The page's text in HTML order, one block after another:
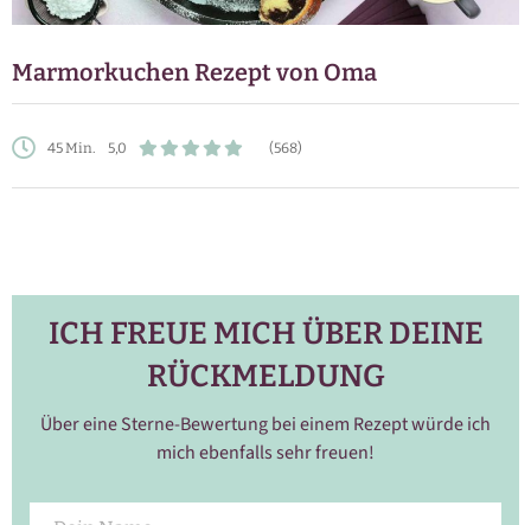
Marmorkuchen Rezept von Oma
45 Min. 5,0 (568)
ICH FREUE MICH ÜBER DEINE
RÜCKMELDUNG
Über eine Sterne-Bewertung bei einem Rezept würde ich
mich ebenfalls sehr freuen!